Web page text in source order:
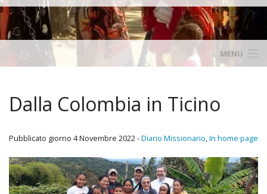
Siti amici
MENU
Calendario
Diario Missionario
Chi Siamo
Attività
Dalla Colombia in Ticino
Pubblicato giorno 4 Novembre 2022 -Diario Missionario,In home page